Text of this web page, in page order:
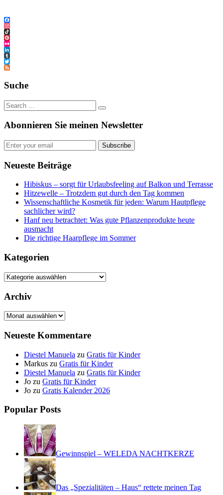
Facebook
Instagram
TikTok
Pinterest
Flickr
LinkedIn
Tumblr
Twitter
Feed
Suche
Abonnieren Sie meinen Newsletter
Subscribe
Neueste Beiträge
Hibiskus – sorgt für Urlaubsfeeling auf Balkon und Terrasse
Hitzewelle – Trotzdem gut durch den Tag kommen
Wissenschaftliche Kosmetik für jeden: Warum Hautpflege
sachlicher wird?
Hanf neu betrachtet: Was gute Pflanzenprodukte heute
ausmacht
Die richtige Haarpflege im Sommer
Kategorien
Kategorien
Archiv
Archiv
Neueste Kommentare
Diestel Manuela zu Gratis für Kinder
Markus zu Gratis für Kinder
Diestel Manuela zu Gratis für Kinder
Jo zu Gratis für Kinder
Jo zu Gratis Kalender 2026
Popular Posts
Gewinnspiel – WELEDA NACHTKERZE
Das „Spezialitäten – Haus“ rettete meinen Tag